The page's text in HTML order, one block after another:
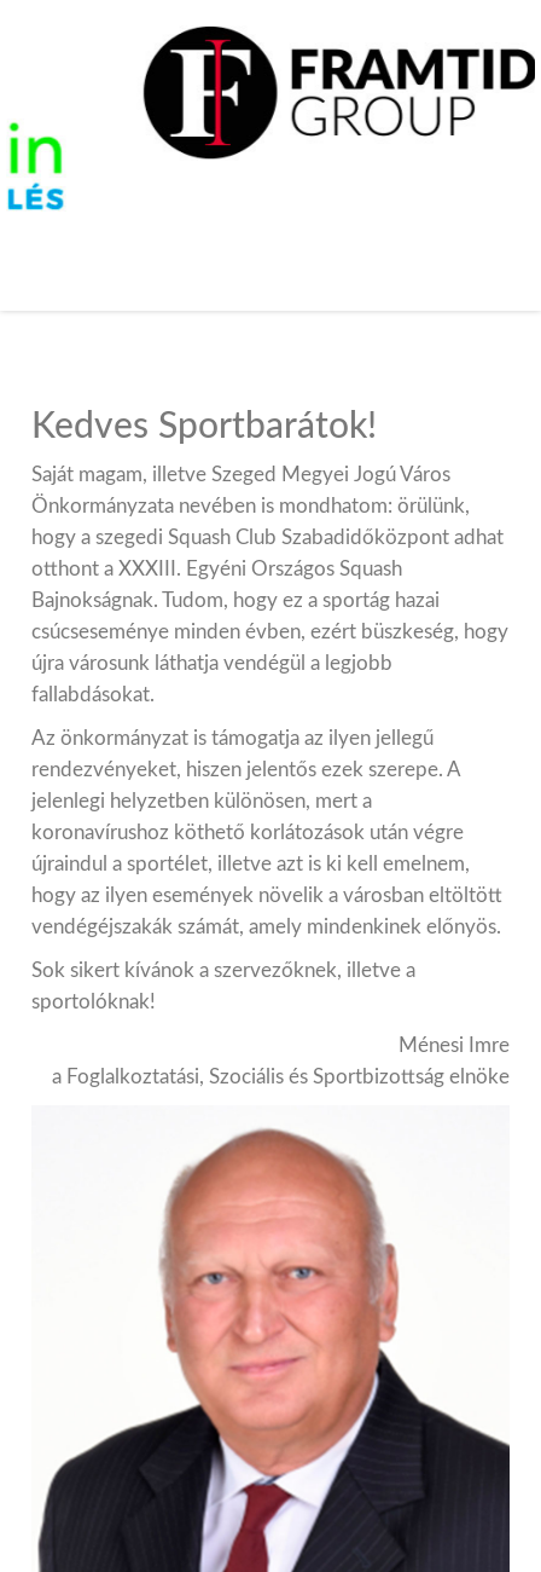
Kedves Sportbarátok!
Saját magam, illetve Szeged Megyei Jogú Város
Önkormányzata nevében is mondhatom: örülünk,
hogy a szegedi Squash Club Szabadidőközpont adhat
otthont a XXXIII. Egyéni Országos Squash
Bajnokságnak. Tudom, hogy ez a sportág hazai
csúcseseménye minden évben, ezért büszkeség, hogy
újra városunk láthatja vendégül a legjobb
fallabdásokat.
Az önkormányzat is támogatja az ilyen jellegű
rendezvényeket, hiszen jelentős ezek szerepe. A
jelenlegi helyzetben különösen, mert a
koronavírushoz köthető korlátozások után végre
újraindul a sportélet, illetve azt is ki kell emelnem,
hogy az ilyen események növelik a városban eltöltött
vendégéjszakák számát, amely mindenkinek előnyös.
Sok sikert kívánok a szervezőknek, illetve a
sportolóknak!
Ménesi Imre
a Foglalkoztatási, Szociális és Sportbizottság elnöke